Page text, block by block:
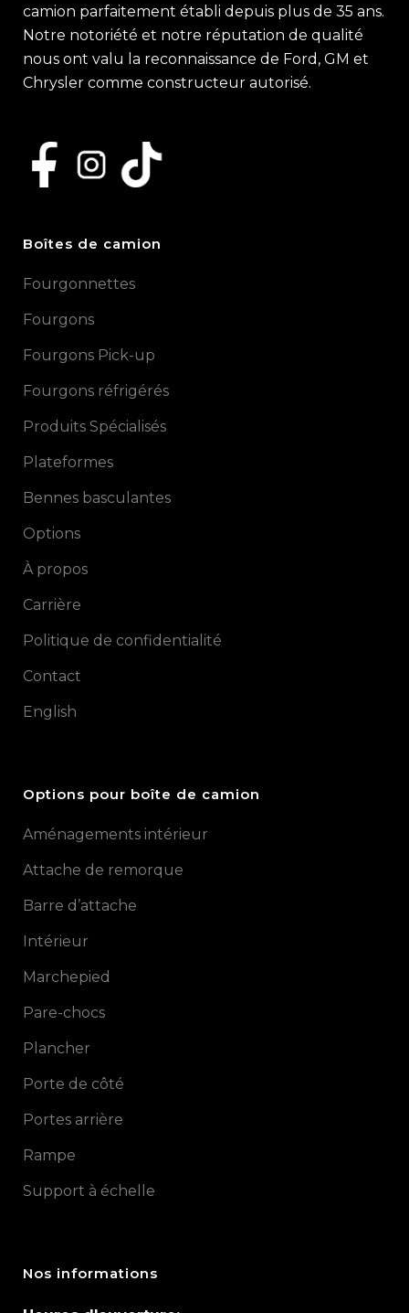
camion parfaitement établi depuis plus de 35 ans.
Notre notoriété et notre réputation de qualité
nous ont valu la reconnaissance de Ford, GM et
Chrysler comme constructeur autorisé.
Boîtes de camion
Fourgonnettes
Fourgons
Fourgons Pick-up
Fourgons réfrigérés
Produits Spécialisés
Plateformes
Bennes basculantes
Options
À propos
Carrière
Politique de confidentialité
Contact
English
Options pour boîte de camion
Aménagements intérieur
Attache de remorque
Barre d’attache
Intérieur
Marchepied
Pare-chocs
Plancher
Porte de côté
Portes arrière
Rampe
Support à échelle
Nos informations